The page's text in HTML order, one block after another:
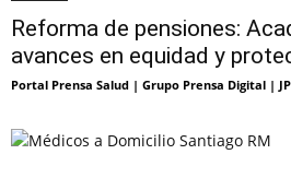
Reforma de pensiones:
avances en equidad y
Portal Prensa Salud | Grupo Prensa Digital | JP